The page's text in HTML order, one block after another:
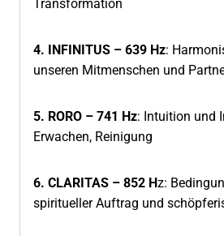
Transformation
4. INFINITUS – 639 Hz:
unseren Mitmenschen und
5. RORO – 741 Hz: Intuition und
Erwachen, Reinigung
6. CLARITAS – 852 Hz:
spiritueller Auftrag und